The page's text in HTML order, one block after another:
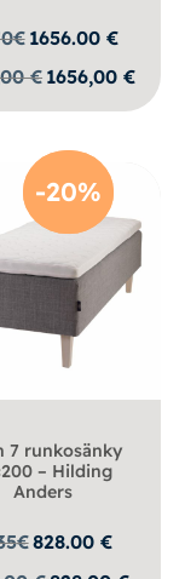
€ 1656.00 €
€ 1656,00€
-20%
-20%
7 runkosänky
– Hilding
Anders
€828.00 €